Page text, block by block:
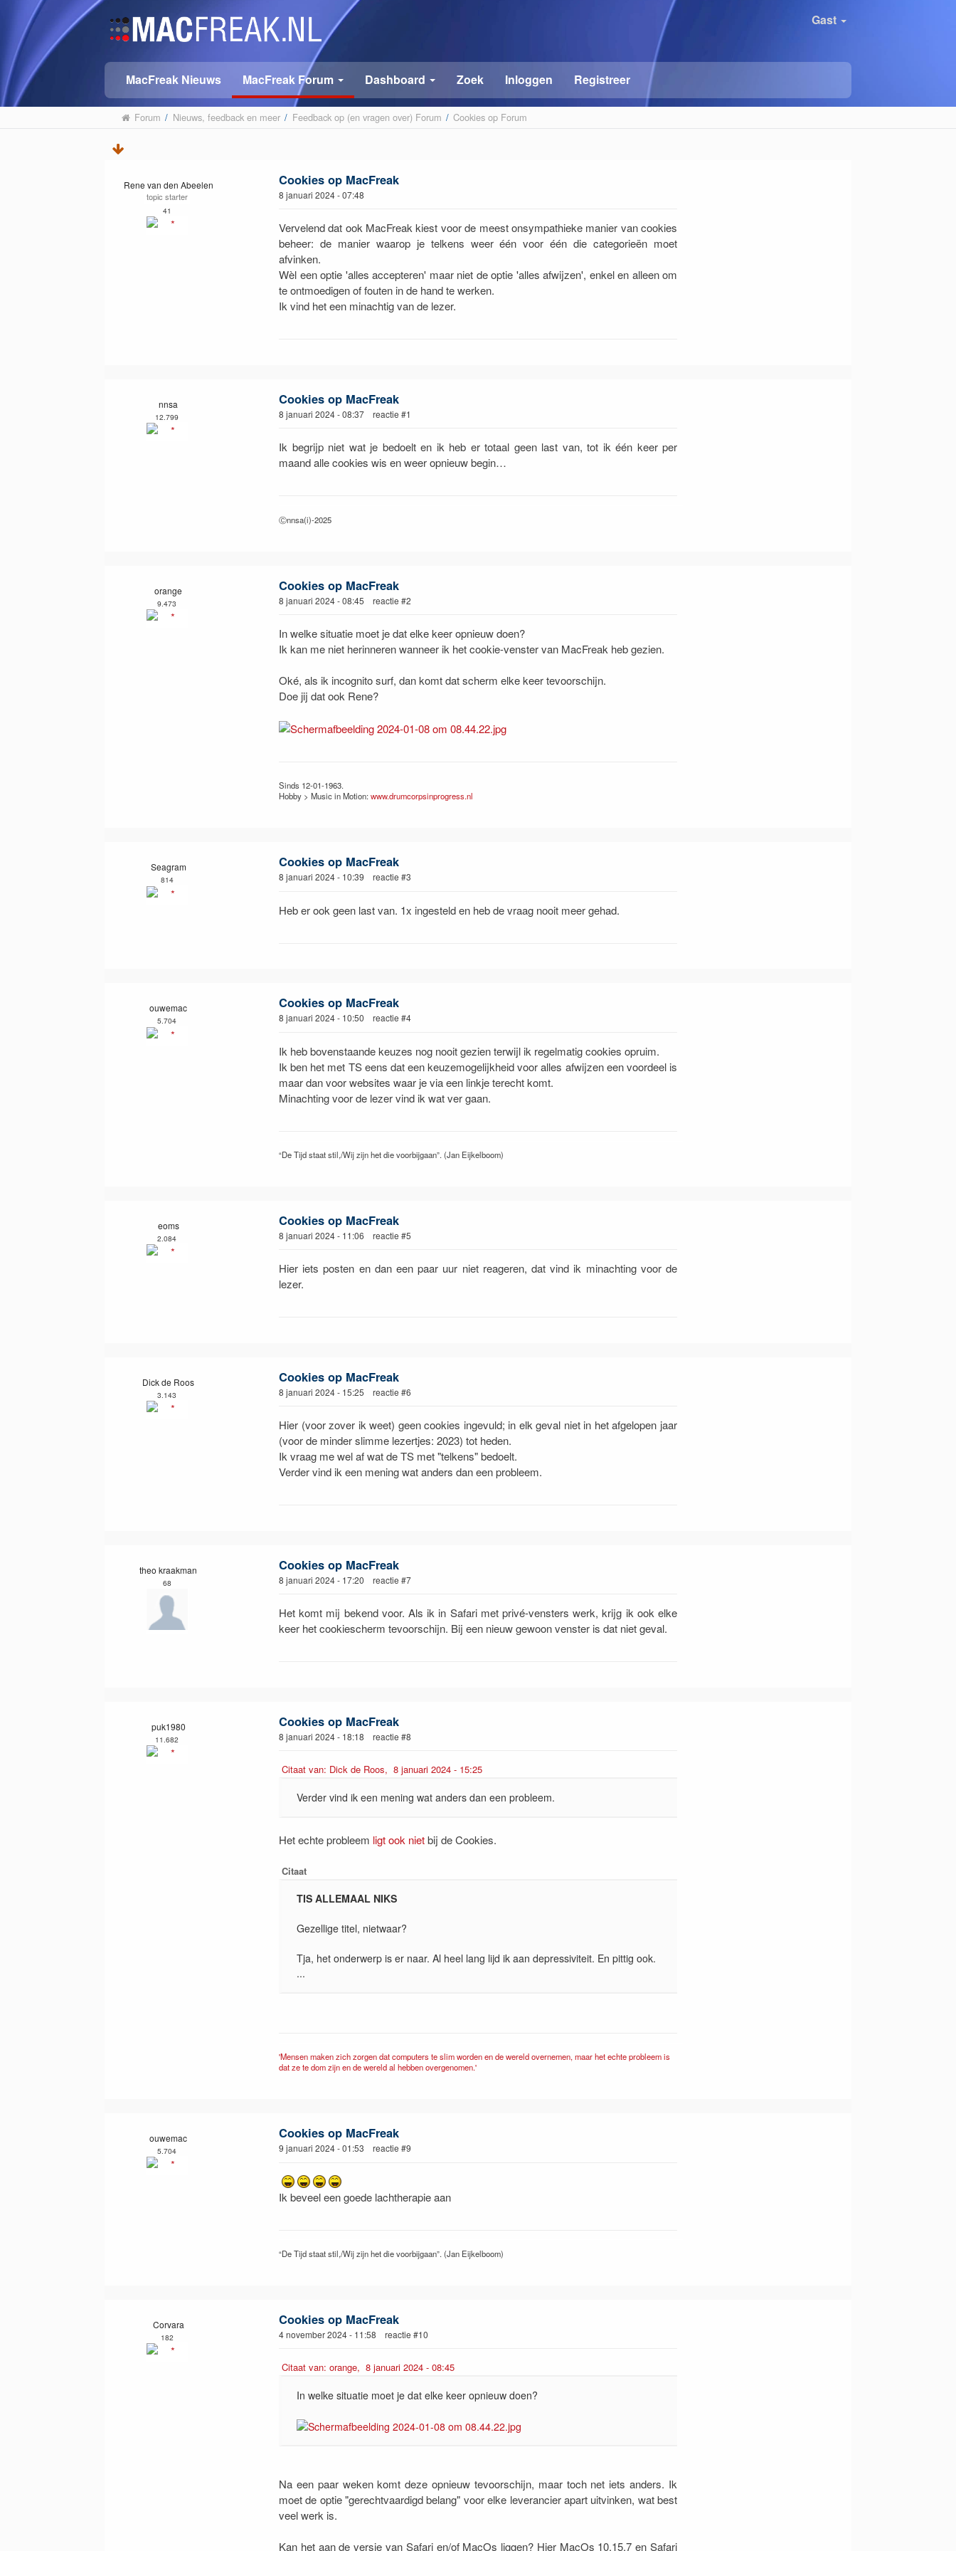
Gast
MacFreak Nieuws MacFreak Forum Dashboard Zoek Inloggen Registreer
Forum / Nieuws, feedback en meer / Feedback op (en vragen over) Forum / Cookies op Forum
Rene van den Abeelen
topic starter
41
Cookies op MacFreak
8 januari 2024 - 07:48
Vervelend dat ook MacFreak kiest voor de meest onsympathieke manier van cookies
beheer: de manier waarop je telkens weer één voor één die categorieën moet
afvinken.
Wèl een optie 'alles accepteren' maar niet de optie 'alles afwijzen', enkel en alleen om
te ontmoedigen of fouten in de hand te werken.
Ik vind het een minachtig van de lezer.
nnsa
12.799
Cookies op MacFreak
8 januari 2024 - 08:37 reactie #1
Ik begrijp niet wat je bedoelt en ik heb er totaal geen last van, tot ik één keer per
maand alle cookies wis en weer opnieuw begin…
Ⓒnnsa(i)-2025
orange
9.473
Cookies op MacFreak
8 januari 2024 - 08:45 reactie #2
In welke situatie moet je dat elke keer opnieuw doen?
Ik kan me niet herinneren wanneer ik het cookie-venster van MacFreak heb gezien.
Oké, als ik incognito surf, dan komt dat scherm elke keer tevoorschijn.
Doe jij dat ook Rene?
Sinds 12-01-1963.
Hobby > Music in Motion:www.drumcorpsinprogress.nl
Seagram
814
Cookies op MacFreak
8 januari 2024 - 10:39 reactie #3
Heb er ook geen last van. 1x ingesteld en heb de vraag nooit meer gehad.
ouwemac
5.704
Cookies op MacFreak
8 januari 2024 - 10:50 reactie #4
Ik heb bovenstaande keuzes nog nooit gezien terwijl ik regelmatig cookies opruim.
Ik ben het met TS eens dat een keuzemogelijkheid voor alles afwijzen een voordeel is
maar dan voor websites waar je via een linkje terecht komt.
Minachting voor de lezer vind ik wat ver gaan.
“De Tijd staat stil,/Wij zijn het die voorbijgaan”. (Jan Eijkelboom)
eoms
2.084
Cookies op MacFreak
8 januari 2024 - 11:06 reactie #5
Hier iets posten en dan een paar uur niet reageren, dat vind ik minachting voor de
lezer.
Dick de Roos
3.143
Cookies op MacFreak
8 januari 2024 - 15:25 reactie #6
Hier (voor zover ik weet) geen cookies ingevuld; in elk geval niet in het afgelopen jaar
(voor de minder slimme lezertjes: 2023) tot heden.
Ik vraag me wel af wat de TS met "telkens" bedoelt.
Verder vind ik een mening wat anders dan een probleem.
theo kraakman
68
Cookies op MacFreak
8 januari 2024 - 17:20 reactie #7
Het komt mij bekend voor. Als ik in Safari met privé-vensters werk, krijg ik ook elke
keer het cookiescherm tevoorschijn. Bij een nieuw gewoon venster is dat niet geval.
puk1980
11.682
Cookies op MacFreak
8 januari 2024 - 18:18 reactie #8
Citaat van: Dick de Roos, 8 januari 2024 - 15:25
Verder vind ik een mening wat anders dan een probleem.
Het echte probleem ligt ook nietbij de Cookies.
Citaat
TIS ALLEMAAL NIKS
Gezellige titel, nietwaar?
Tja, het onderwerp is er naar. Al heel lang lijd ik aan depressiviteit. En pittig ook.
...
'Mensen maken zich zorgen dat computers te slim worden en de wereld overnemen, maar het echte probleem is
dat ze te dom zijn en de wereld al hebben overgenomen.'
ouwemac
5.704
Cookies op MacFreak
9 januari 2024 - 01:53 reactie #9
Ik beveel een goede lachtherapie aan
“De Tijd staat stil,/Wij zijn het die voorbijgaan”. (Jan Eijkelboom)
Corvara
182
Cookies op MacFreak
4 november 2024 - 11:58 reactie #10
Citaat van: orange, 8 januari 2024 - 08:45
In welke situatie moet je dat elke keer opnieuw doen?
Na een paar weken komt deze opnieuw tevoorschijn, maar toch net iets anders. Ik
moet de optie "gerechtvaardigd belang" voor elke leverancier apart uitvinken, wat best
veel werk is.
Kan het aan de versie van Safari en/of MacOs liggen? Hier MacOs 10.15.7 en Safari